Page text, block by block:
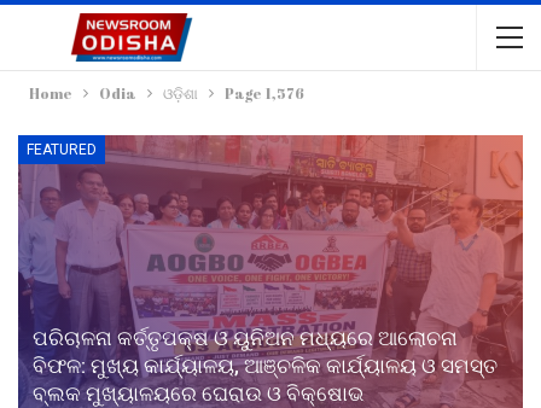
Home Odia ଓଡ଼ିଶା Page 1,576
FEATURED
ପରିଚାଳନା କର୍ତ୍ତୃପକ୍ଷ ଓ ୟୁନିଅନ ମଧ୍ୟରେ ଆଲୋଚନା
ବିଫଳ: ମୁଖ୍ୟ କାର୍ଯ୍ୟାଳୟ, ଆଞ୍ଚଳିକ କାର୍ଯ୍ୟାଳୟ ଓ ସମସ୍ତ
ବ୍ଲକ ମୁଖ୍ୟାଳୟରେ ଘେରାଉ ଓ ବିକ୍ଷୋଭ